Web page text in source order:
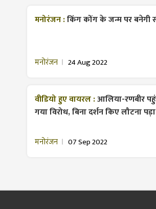
मनोरंजन :किंग कोंग के जन्म पर बनेगी
मनोरंजन 24 Aug 2022
वीडियो हुए वायरल :आलिया-रणबीर
गया विरोध, बिना दर्शन किए लौटना पड़ा
मनोरंजन 07 Sep 2022